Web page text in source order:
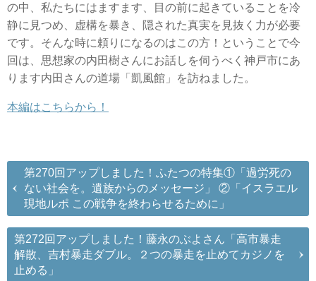
の中、私たちにはますます、目の前に起きていることを冷
静に見つめ、虚構を暴き、隠された真実を見抜く力が必要
です。そんな時に頼りになるのはこの方！ということで今
回は、思想家の内田樹さんにお話しを伺うべく神戸市にあ
ります内田さんの道場「凱風館」を訪ねました。
本編はこちらから！
第270回アップしました！ふたつの特集①「過労死の
ない社会を。遺族からのメッセージ」 ②「イスラエル
現地ルポ この戦争を終わらせるために」
第272回アップしました！藤永のぶよさん「高市暴走
解散、吉村暴走ダブル。２つの暴走を止めてカジノを
止める」